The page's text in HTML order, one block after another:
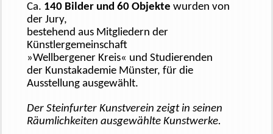
Ca. 140 Bilder und 60 Objekte wurden von
der Jury,
bestehend aus Mitgliedern der
Künstlergemeinschaft
»Wellbergener Kreis« und Studierenden
der Kunstakademie Münster, für die
Ausstellung ausgewählt.
Der Steinfurter Kunstverein zeigt in seinen
Räumlichkeiten ausgewählte Kunstwerke.